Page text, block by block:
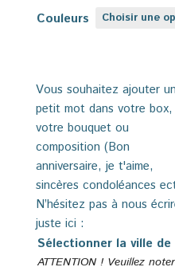
Couleurs
Vous souhaitez ajouter un
petit mot dans votre box,
votre bouquet ou
composition (Bon
anniversaire, je t'aime,
sincères condoléances
N’hésitez pas à nous
juste ici :
Sélectionner la ville
ATTENTION ! Veuillez